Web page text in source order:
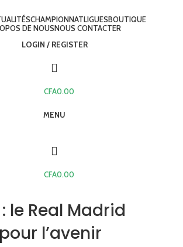
CHAMPIONNATLIGUESBOUTIQUE
DE NOUSNOUS CONTACTER
LOGIN / REGISTER
CFA0.00
MENU
CFA0.00
le Real Madrid
l’avenir